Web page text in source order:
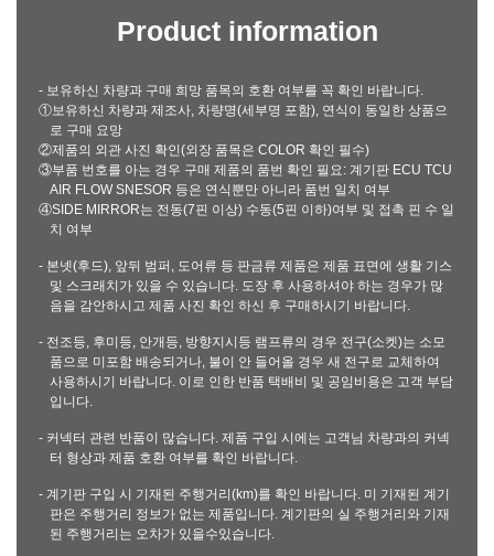
Product information
- 보유하신 차량과 구매 희망 품목의 호환 여부를 꼭 확인 바랍니다.
①보유하신 차량과 제조사, 차량명(세부명 포함), 연식이 동일한 상품으
로 구매 요망
②제품의 외관 사진 확인(외장 품목은 COLOR 확인 필수)
③부품 번호를 아는 경우 구매 제품의 품번 확인 필요: 계기판 ECU TCU
AIR FLOW SNESOR 등은 연식뿐만 아니라 품번 일치 여부
④SIDE MIRROR는 전동(7핀 이상) 수동(5핀 이하)여부 및 접촉 핀 수 일
치 여부
- 본넷(후드), 앞뒤 범퍼, 도어류 등 판금류 제품은 제품 표면에 생활 기스
및 스크래치가 있을 수 있습니다. 도장 후 사용하셔야 하는 경우가 많
음을 감안하시고 제품 사진 확인 하신 후 구매하시기 바랍니다.
- 전조등, 후미등, 안개등, 방향지시등 램프류의 경우 전구(소켓)는 소모
품으로 미포함 배송되거나, 불이 안 들어올 경우 새 전구로 교체하여
사용하시기 바랍니다. 이로 인한 반품 택배비 및 공임비용은 고객 부담
입니다.
- 커넥터 관련 반품이 많습니다. 제품 구입 시에는 고객님 차량과의 커넥
터 형상과 제품 호환 여부를 확인 바랍니다.
- 계기판 구입 시 기재된 주행거리(km)를 확인 바랍니다. 미 기재된 계기
판은 주행거리 정보가 없는 제품입니다. 계기판의 실 주행거리와 기재
된 주행거리는 오차가 있을수있습니다.